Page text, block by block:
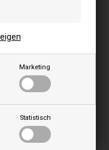
Marketing
Statistisch